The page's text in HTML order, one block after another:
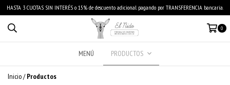
HASTA 3 CUOTAS SIN INTERÉS o 15% de descuento adicional pagando por TRANSFERENCIA bancaria.
0
MENÚ PRODUCTOS
Inicio/ Productos